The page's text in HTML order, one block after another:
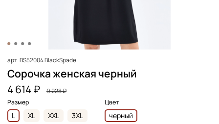
арт.BS52004 BlackSpade
Сорочка женская черный
4 614 ₽
9 228 ₽
Размер
L XL XXL 3XL
Цвет
черный